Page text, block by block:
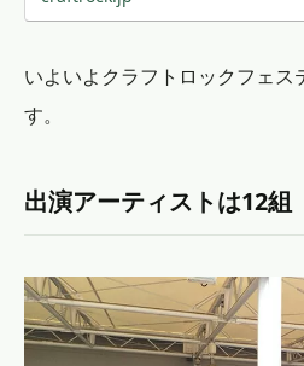
いよいよクラフトロックフェス
す。
出演アーティストは12組